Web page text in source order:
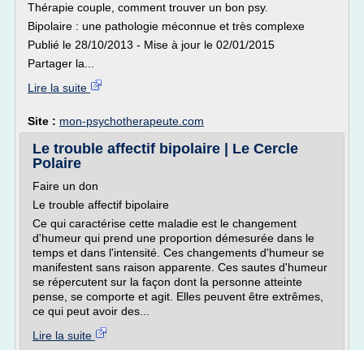
Thérapie couple, comment trouver un bon psy.
Bipolaire : une pathologie méconnue et très complexe
Publié le 28/10/2013 - Mise à jour le 02/01/2015
Partager la...
Lire la suite
Site : mon-psychotherapeute.com
Le trouble affectif bipolaire | Le Cercle
Polaire
Faire un don
Le trouble affectif bipolaire
Ce qui caractérise cette maladie est le changement
d'humeur qui prend une proportion démesurée dans le
temps et dans l'intensité. Ces changements d'humeur se
manifestent sans raison apparente. Ces sautes d'humeur
se répercutent sur la façon dont la personne atteinte
pense, se comporte et agit. Elles peuvent être extrêmes,
ce qui peut avoir des...
Lire la suite